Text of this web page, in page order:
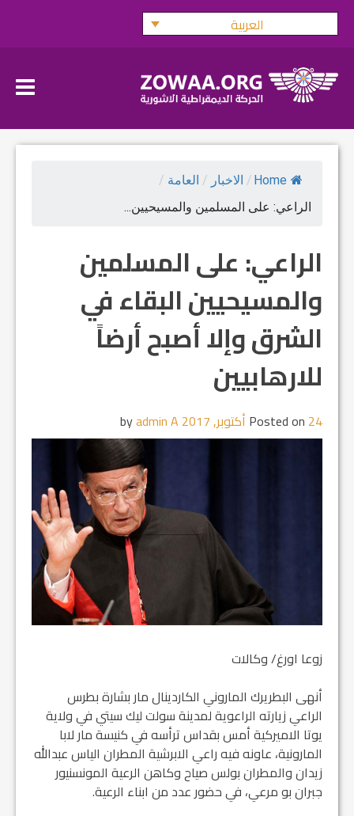
Skip
العربية
Home
/ الاخبار / العامة /
الراعي: على المسلمين والمسيحيين...
الراعي: على المسلمين
والمسيحيين البقاء في
الشرق وإلا أصبح أرضاً
للارهابيين
Posted on 24 أكتوبر, 2017 admin A
زوعا اورغ/ وكالات
أنهى البطريرك الماروني الكاردينال مار بشارة بطرس
الراعي زيارته الراعوية لمدينة سولت ليك سيتي في ولاية
يوتا الاميركية أمس بقداس ترأسه في كنيسة مار لابا
المارونية، عاونه فيه راعي الابرشية المطران الياس عبدالله
زيدان والمطران بولس صياح وكاهن الرعية المونسنيور
جبران بو مرعي، في حضور عدد من ابناء الرعية.